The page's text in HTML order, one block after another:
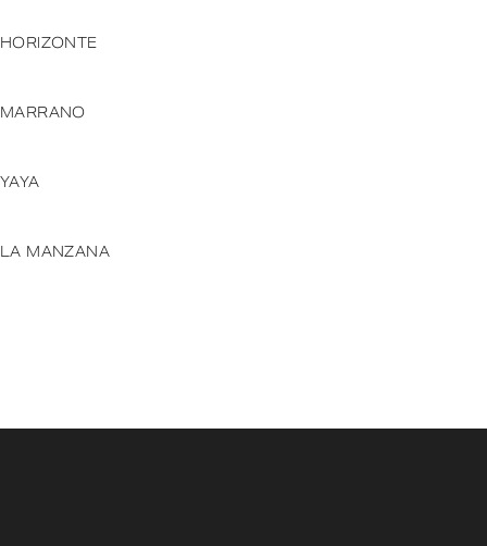
HORIZONTE
MARRANO
YAYA
LA MANZANA